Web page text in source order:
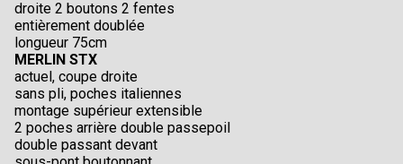
droite 2 boutons 2 fentes
entièrement doublée
longueur 75cm
MERLIN STX
actuel, coupe droite
sans pli, poches italiennes
montage supérieur extensible
2 poches arrière double passepoil
double passant devant